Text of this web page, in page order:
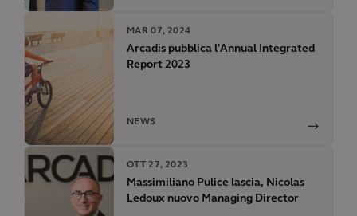
MAR 07, 2024
Arcadis pubblica l'Annual Integrated
Report 2023
NEWS
OTT 27, 2023
Massimiliano Pulice lascia, Nicolas
Ledoux nuovo Managing Director